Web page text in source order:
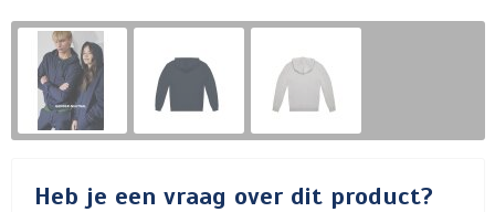
Heb je een vraag over dit product?